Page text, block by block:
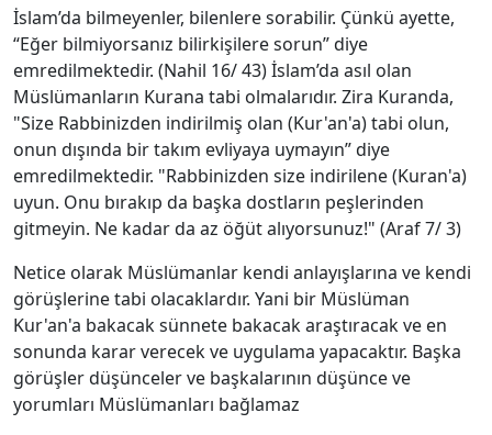
İslam’da bilmeyenler, bilenlere sorabilir. Çünkü ayette,
“Eğer bilmiyorsanız bilirkişilere sorun” diye
emredilmektedir. (Nahil 16/ 43) İslam’da asıl olan
Müslümanların Kurana tabi olmalarıdır. Zira Kuranda,
"Size Rabbinizden indirilmiş olan (Kur'an'a) tabi olun,
onun dışında bir takım evliyaya uymayın” diye
emredilmektedir. "Rabbinizden size indirilene (Kuran'a)
uyun. Onu bırakıp da başka dostların peşlerinden
gitmeyin. Ne kadar da az öğüt alıyorsunuz!" (Araf 7/ 3)
Netice olarak Müslümanlar kendi anlayışlarına ve kendi
görüşlerine tabi olacaklardır. Yani bir Müslüman
Kur'an'a bakacak sünnete bakacak araştıracak ve en
sonunda karar verecek ve uygulama yapacaktır. Başka
görüşler düşünceler ve başkalarının düşünce ve
yorumları Müslümanları bağlamaz